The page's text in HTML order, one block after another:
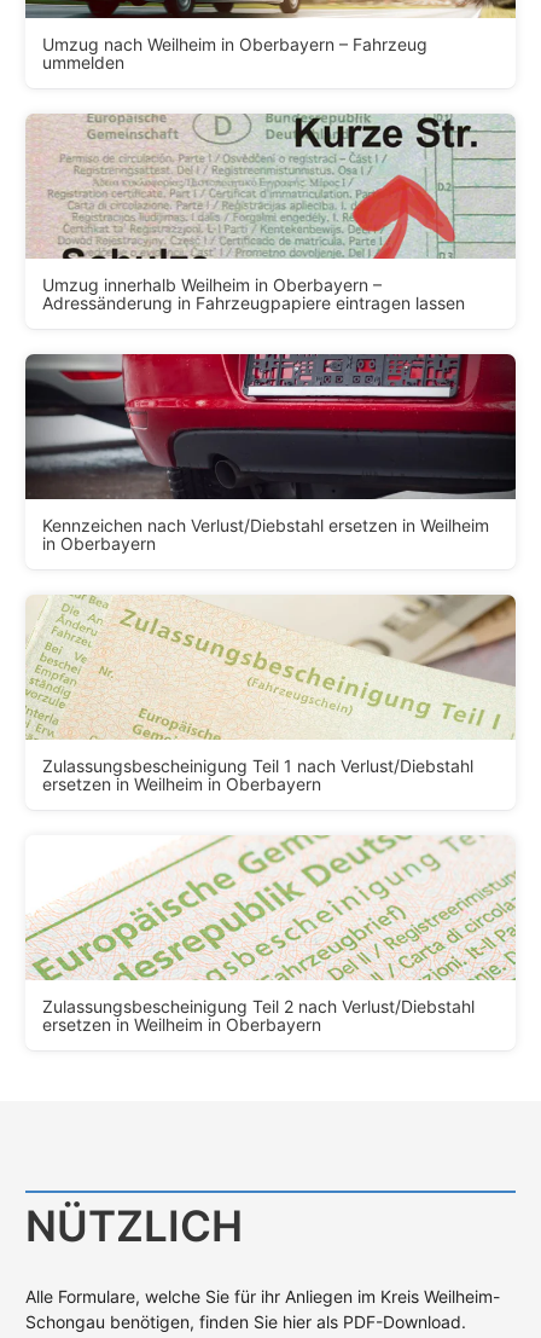
Umzug nach Weilheim in Oberbayern – Fahrzeug
ummelden
Umzug innerhalb Weilheim in Oberbayern –
Adressänderung in Fahrzeugpapiere eintragen lassen
Kennzeichen nach Verlust/Diebstahl ersetzen in Weilheim
in Oberbayern
Zulassungsbescheinigung Teil 1 nach Verlust/Diebstahl
ersetzen in Weilheim in Oberbayern
Zulassungsbescheinigung Teil 2 nach Verlust/Diebstahl
ersetzen in Weilheim in Oberbayern
NÜTZLICH
Alle Formulare, welche Sie für ihr Anliegen im Kreis Weilheim-
Schongau benötigen, finden Sie hier als PDF-Download.